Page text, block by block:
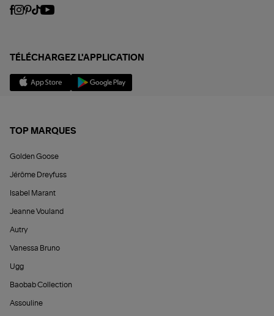
TÉLÉCHARGEZ L'APPLICATION
TOP MARQUES
Golden Goose
Jérôme Dreyfuss
Isabel Marant
Jeanne Vouland
Autry
Vanessa Bruno
Ugg
Baobab Collection
Assouline